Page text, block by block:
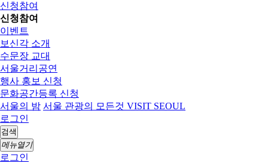
신청참여
신청참여
이벤트
보신각 소개
수문장 교대
서울거리공연
행사 홍보 신청
문화공간등록 신청
서울의 밤 서울 관광의 모든것 VISIT SEOUL
로그인
검색
메뉴열기
로그인